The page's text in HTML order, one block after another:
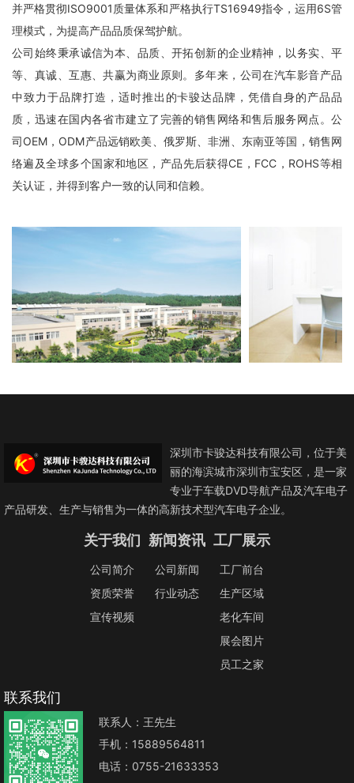
并严格贯彻ISO9001质量体系和严格执行TS16949指令，运用6S管
理模式，为提高产品品质保驾护航。
公司始终秉承诚信为本、品质、开拓创新的企业精神，以务实、平
等、真诚、互惠、共赢为商业原则。多年来，公司在汽车影音产品
中致力于品牌打造，适时推出的卡骏达品牌，凭借自身的产品品
质，迅速在国内各省市建立了完善的销售网络和售后服务网点。公
司OEM，ODM产品远销欧美、俄罗斯、非洲、东南亚等国，销售网
络遍及全球多个国家和地区，产品先后获得CE，FCC，ROHS等相
关认证，并得到客户一致的认同和信赖。
深圳市卡骏达科技有限公司，位于美
丽的海滨城市深圳市宝安区，是一家
专业于车载DVD导航产品及汽车电子
产品研发、生产与销售为一体的高新技术型汽车电子企业。
关于我们
公司简介
资质荣誉
宣传视频
新闻资讯
公司新闻
行业动态
工厂展示
工厂前台
生产区域
老化车间
展会图片
员工之家
联系我们
联系人：王先生
手机：15889564811
电话：0755-21633353